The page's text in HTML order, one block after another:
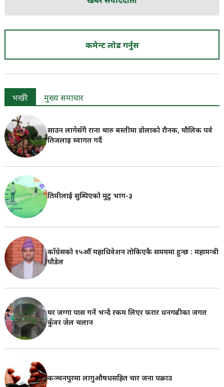
कमेन्ट लोड गर्नुस
भर्खरै मुख्य समाचार
साउन लागेसँगै राना थारु बस्तीमा डोलाको रौनक, मौलिक पर्व
तिजलाइ स्वागत गर्दै
तिमीलाई सुम्पिएको मुटु भाग-३
काँग्रेसको १५औँ महाधिवेशन तोकिएकै समयमा हुन्छ : महामन्त्री
पौडेल
घर जग्गा पास गर्ने भन्दै रकम लिएर फरार धनगढीका जगत
कुँवर जेल चलान
कञ्चनपुरमा लागुऔषधसहित चार जना पक्राउ